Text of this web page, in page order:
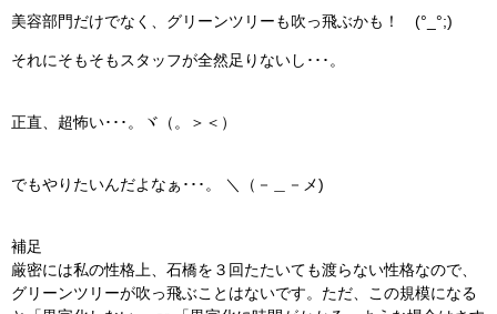
美容部門だけでなく、グリーンツリーも吹っ飛ぶかも！ (°_°;)
それにそもそもスタッフが全然足りないし･･･。
正直、超怖い･･･。ヾ（。＞＜）
でもやりたいんだよなぁ･･･。 ＼（－＿－メ)
補足
厳密には私の性格上、石橋を３回たたいても渡らない性格なので、
グリーンツリーが吹っ飛ぶことはないです。ただ、この規模になる